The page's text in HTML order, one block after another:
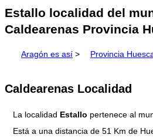
Estallo localidad del
Caldearenas Provincia
Aragón es así > Provincia
Caldearenas Localidad
La localidad Estallo pertenece al
Está a una distancia de 51 Km de